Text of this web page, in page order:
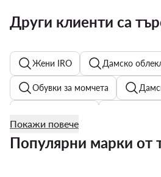
Други клиенти са
Жени IRO Дамско
Обувки за момчета
Покажи повече
Популярни марки от